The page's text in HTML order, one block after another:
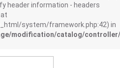
header information - headers
system/framework.php:42) in
modification/catalog/